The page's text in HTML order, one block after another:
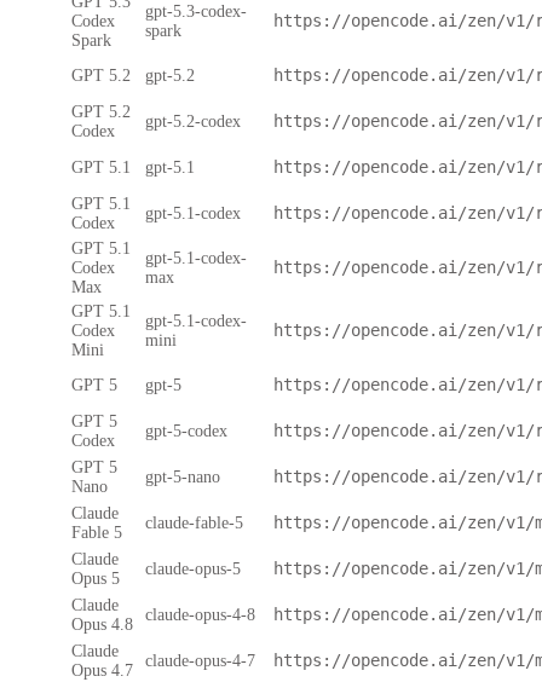
Codex
Spark
gpt-5.3-codex-
spark
https://opencode.ai/zen/v1/
GPT 5.2 gpt-5.2 https://opencode.ai/zen/v1/
GPT 5.2
Codex
gpt-5.2-codex https://opencode.ai/zen/v1/
GPT 5.1 gpt-5.1 https://opencode.ai/zen/v1/
GPT 5.1
Codex
gpt-5.1-codex https://opencode.ai/zen/v1/
GPT 5.1
Codex
Max
gpt-5.1-codex-
max
https://opencode.ai/zen/v1/
GPT 5.1
Codex
Mini
gpt-5.1-codex-
mini
https://opencode.ai/zen/v1/
GPT 5 gpt-5 https://opencode.ai/zen/v1/
GPT 5
Codex
gpt-5-codex https://opencode.ai/zen/v1/
GPT 5
Nano
gpt-5-nano https://opencode.ai/zen/v1/
Claude
Fable 5
claude-fable-5 https://opencode.ai/zen/v1/
Claude
Opus 5
claude-opus-5 https://opencode.ai/zen/v1/
Claude
Opus 4.8
claude-opus-4-8 https://opencode.ai/zen/v1/
Claude
Opus 4.7
claude-opus-4-7 https://opencode.ai/zen/v1/